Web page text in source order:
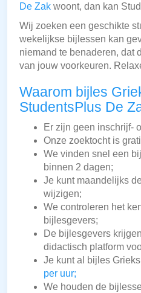
De Zak woont, dan kan
Wij zoeken een geschikte
wekelijkse bijlessen kan
niemand te benaderen, dat
van jouw voorkeuren.
Waarom bijles
StudentsPlus De
Er zijn geen inschrijf-
Onze zoektocht is
We vinden snel een
binnen 2 dagen;
Je kunt maandelijks
wijzigen;
We controleren het
bijlesgevers;
De bijlesgevers
didactisch platform
Je kunt al bijles
per uur;
We houden de